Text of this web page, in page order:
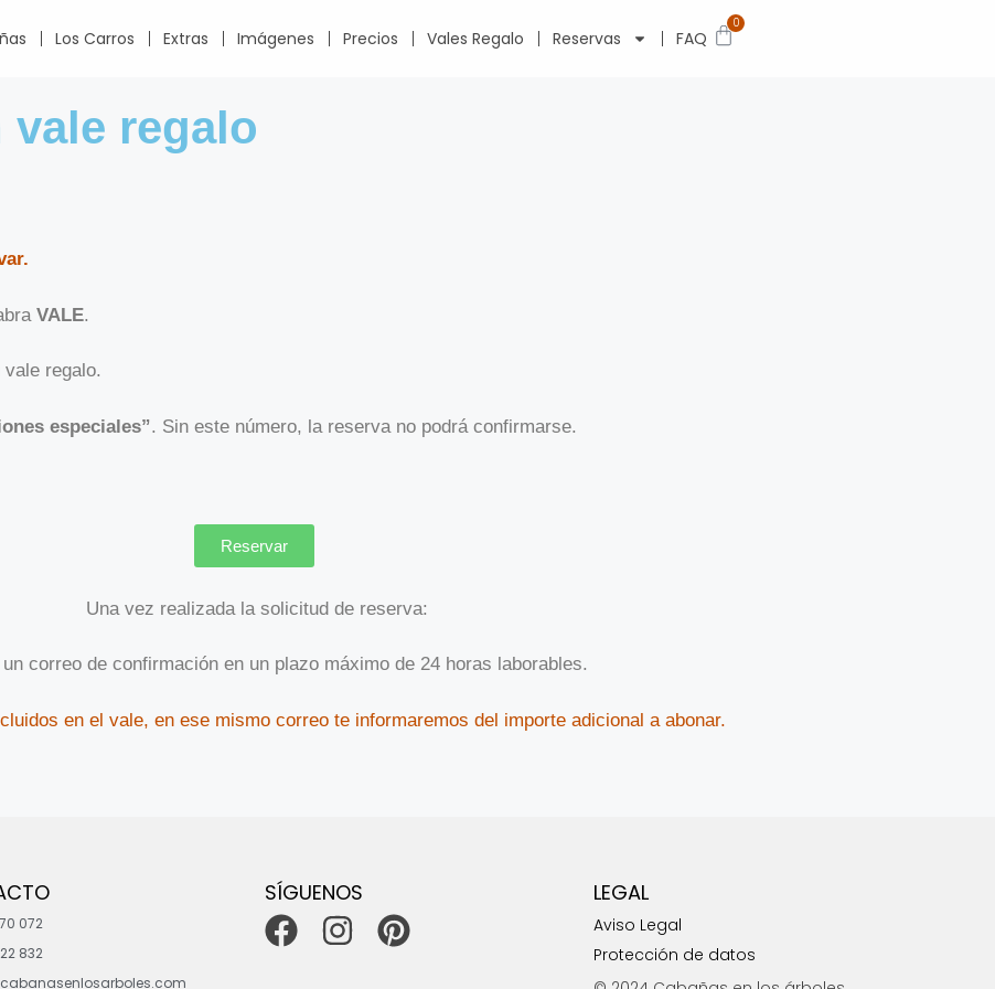
Los Carros Extras Imágenes Precios Vales Regalo Reservas FAQ
0
regalo
VALE.
regalo.
especiales”. Sin este número, la reserva no podrá confirmarse.
Reservar
Una vez realizada la solicitud de reserva:
correo de confirmación en un plazo máximo de 24 horas laborables.
en el vale, en ese mismo correo te informaremos del importe adicional a abonar.
072
832
SÍGUENOS LEGAL
Aviso Legal
Protección de datos